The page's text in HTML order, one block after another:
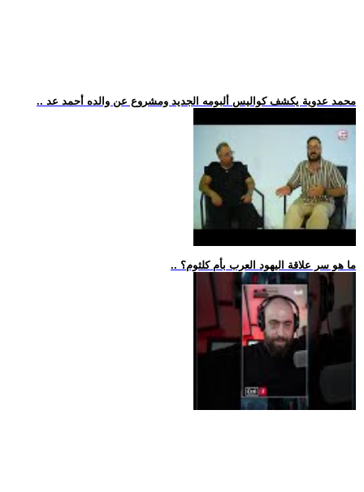
.. محمد عدوية يكشف كواليس ألبومه الجديد ومشروع عن والده أحمد عد
.. ما هو سر علاقة اليهود العرب بأم كلثوم؟